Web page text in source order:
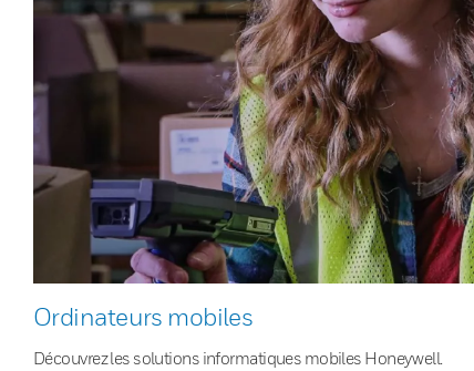
Ordinateurs mobiles
Découvrez les solutions informatiques mobiles Honeywell.